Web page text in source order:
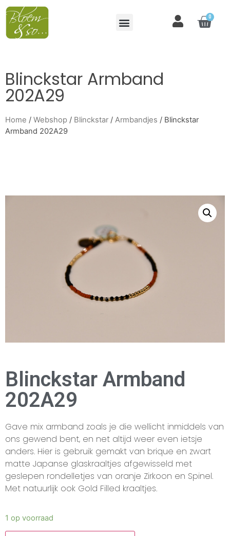
0
Blinckstar Armband
202A29
Home / Webshop / Blinckstar / Armbandjes / Blinckstar
Armband 202A29
Blinckstar Armband
202A29
Gave mix armband zoals je die wellicht inmiddels van
ons gewend bent, en net altijd weer even ietsje
anders. Hier is gebruik gemakt van brique en zwart
matte Japanse glaskraaltjes afgewisseld met
geslepen rondelletjes van oranje Zirkoon en Spinel.
Met natuurlijk ook Gold Filled kraaltjes.
1 op voorraad